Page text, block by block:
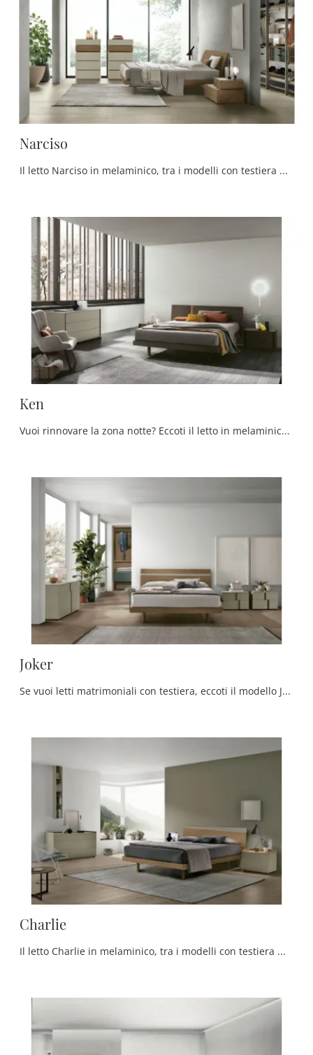
Narciso
Il letto Narciso in melaminico, tra i modelli con testiera matrimoniali moderni di Tomasella, è ideale per assicurarti il riposo migliore.
Ken
Vuoi rinnovare la zona notte? Eccoti il letto in melaminico Ken di Tomasella per spazi moderni.
Joker
Se vuoi letti matrimoniali con testiera, eccoti il modello Joker in melaminico per valorizzare la zona notte.
Charlie
Il letto Charlie in melaminico, tra i modelli con testiera matrimoniali moderni di Tomasella, è perfetto per assicurarti il relax totale.